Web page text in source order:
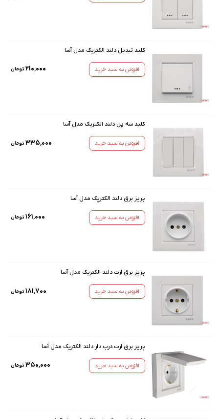
کلید تبدیل دلند الکتریک مدل آسا
افزودن به سبد خرید ۲۱۰٬۰۰۰ تومان
کلید سه پل دلند الکتریک مدل آسا
افزودن به سبد خرید ۳۳۵٬۰۰۰ تومان
پریز برق دلند الکتریک مدل آسا
افزودن به سبد خرید ۱۶۱٬۰۰۰ تومان
پریز برق ارت دلند الکتریک مدل آسا
افزودن به سبد خرید ۱۸۱٬۷۰۰ تومان
پریز برق ارت درب دار دلند الکتریک مدل آسا
افزودن به سبد خرید ۳۵۰٬۰۰۰ تومان